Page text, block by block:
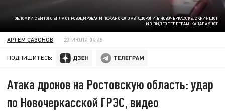
ОБЛОМКИ СБИТОГО БПЛА СПРОВОЦИРОВАЛИ ПОЖАР ОКОЛО АВТОДОРОГИ В НОВОЧЕРКАССКЕ. СКРИНШОТ
ИЗ ВИДЕО ТЕЛЕГРАМ-КАНАЛА SHOT
АРТЁМ САЗОНОВ 23 ИЮЛЯ 04:45
ПОДПИШИТЕСЬ:
Атака дронов на Ростовскую область: удар
по Новочеркасской ГРЭС, видео